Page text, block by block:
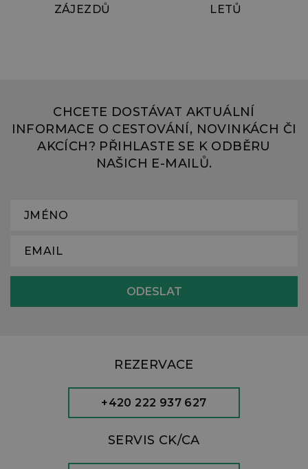
ZÁJEZDŮ
LETŮ
CHCETE DOSTÁVAT AKTUÁLNÍ
INFORMACE O CESTOVÁNÍ, NOVINKÁCH ČI
AKCÍCH? PŘIHLASTE SE K ODBĚRU
NAŠICH E-MAILŮ.
REZERVACE
+420 222 937 627
SERVIS CK/CA